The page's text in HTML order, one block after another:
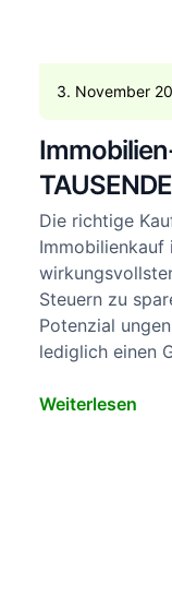
3. November
Die richtige
Immobilienkauf
Steuern zu
Potenzial
lediglich einen
Weiterlesen